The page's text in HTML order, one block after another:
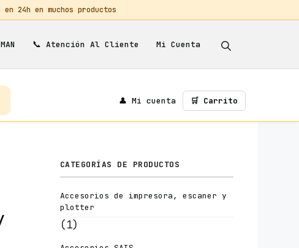
24h en muchos productos
📞 Atención Al Cliente Mi Cuenta
👤 Mi cuenta 🛒 Carrito
CATEGORÍAS DE PRODUCTOS
Accesorios de impresora, escaner y
plotter
(1)